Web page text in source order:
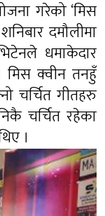
गरेको ‘मिस
दमौलीमा
धमाकेदार
मिस क्वीन तनहुँ
चर्चित गीतहरु
चर्चित रहेका
।